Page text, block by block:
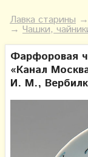
Лавка старины →
→ Чашки,
Фарфоровая
«Канал
И. М.,